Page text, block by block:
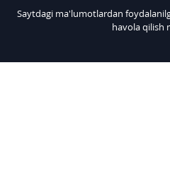
Saytdagi ma'lumotlardan
havola qilish